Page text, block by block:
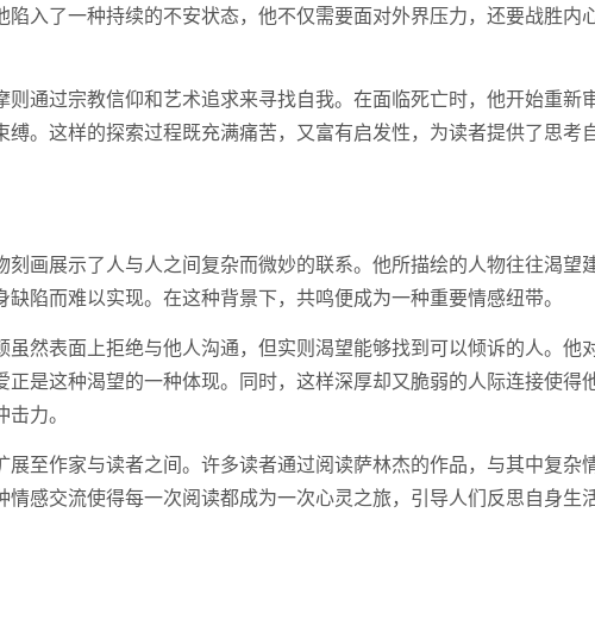
入了一种持续的不安状态，他不仅需要面对外界压力，还要战胜内
通过宗教信仰和艺术追求来寻找自我。在面临死亡时，他开始重新
。这样的探索过程既充满痛苦，又富有启发性，为读者提供了思考
画展示了人与人之间复杂而微妙的联系。他所描绘的人物往往渴望
陷而难以实现。在这种背景下，共鸣便成为一种重要情感纽带。
然表面上拒绝与他人沟通，但实则渴望能够找到可以倾诉的人。他
是这种渴望的一种体现。同时，这样深厚却又脆弱的人际连接使得
力。
至作家与读者之间。许多读者通过阅读萨林杰的作品，与其中复杂
感交流使得每一次阅读都成为一次心灵之旅，引导人们反思自身生